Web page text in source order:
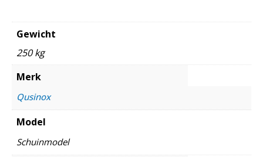
Gewicht
250 kg
Merk
Qusinox
Model
Schuinmodel